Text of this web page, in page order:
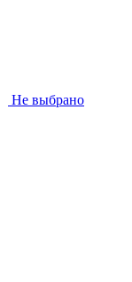
Не выбрано